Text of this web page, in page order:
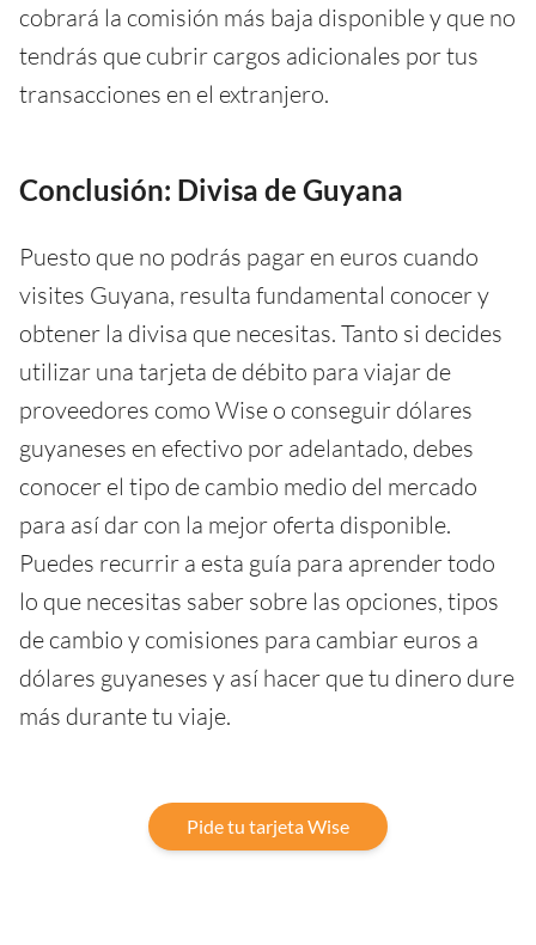
cobrará la comisión más baja disponible y que no
tendrás que cubrir cargos adicionales por tus
transacciones en el extranjero.
Conclusión: Divisa de Guyana
Puesto que no podrás pagar en euros cuando
visites Guyana, resulta fundamental conocer y
obtener la divisa que necesitas. Tanto si decides
utilizar una tarjeta de débito para viajar de
proveedores como Wise o conseguir dólares
guyaneses en efectivo por adelantado, debes
conocer el tipo de cambio medio del mercado
para así dar con la mejor oferta disponible.
Puedes recurrir a esta guía para aprender todo
lo que necesitas saber sobre las opciones, tipos
de cambio y comisiones para cambiar euros a
dólares guyaneses y así hacer que tu dinero dure
más durante tu viaje.
Pide tu tarjeta Wise